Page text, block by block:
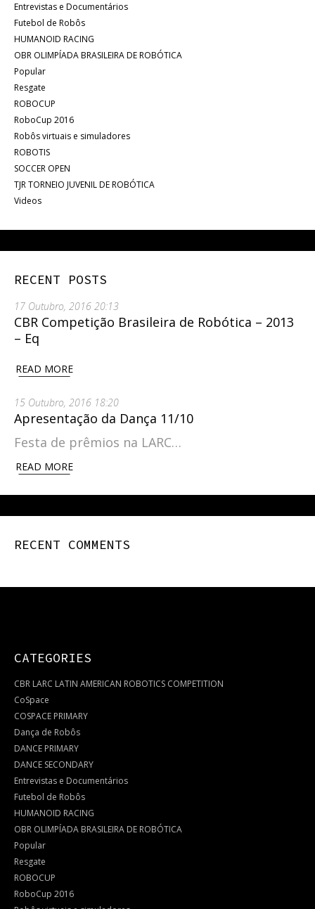
Entrevistas e Documentários
Futebol de Robôs
HUMANOID RACING
OBR OLIMPÍADA BRASILEIRA DE ROBÓTICA
Popular
Resgate
ROBOCUP
RoboCup 2016
Robôs virtuais e simuladores
ROBOTIS
SOCCER OPEN
TJR TORNEIO JUVENIL DE ROBÓTICA
Videos
RECENT POSTS
17 Outubro, 2016 20:13
CBR Competição Brasileira de Robótica – 2013
– Eq
READ MORE
15 Outubro, 2016 18:20
Apresentação da Dança 11/10
Festa de prêmios na LARC…
READ MORE
RECENT COMMENTS
CATEGORIES
CBR LARC LATIN AMERICAN ROBOTICS COMPETITION
CoSpace
COSPACE PRIMARY
Dança de Robôs
DANCE PRIMARY
DANCE SECONDARY
Entrevistas e Documentários
Futebol de Robôs
HUMANOID RACING
OBR OLIMPÍADA BRASILEIRA DE ROBÓTICA
Popular
Resgate
ROBOCUP
RoboCup 2016